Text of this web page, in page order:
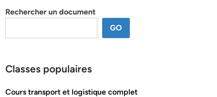
Rechercher un document
GO
Classes populaires
Cours transport et logistique complet